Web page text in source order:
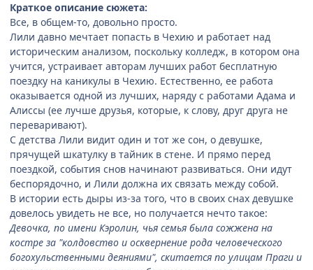
Краткое описание сюжета:
Все, в общем-то, довольно просто.
Лили давно мечтает попасть в Чехию и работает над
историческим анализом, поскольку колледж, в котором она
учится, устраивает авторам лучших работ бесплатную
поездку на каникулы в Чехию. Естественно, ее работа
оказывается одной из лучших, наряду с работами Адама и
Алиссы (ее лучше друзья, которые, к слову, друг друга не
переваривают).
С детства Лили видит один и тот же сон, о девушке,
прячущей шкатулку в тайник в стене. И прямо перед
поездкой, события снов начинают развиваться. Они идут
беспорядочно, и Лили должна их связать между собой.
В истории есть дыры из-за того, что в своих снах девушке
довелось увидеть не все, но получается нечто такое:
Девочка, по имени Кэролин, чья семья была сожжена на
костре за "колдовство и осквернение рода человеческого
богохульственными деяниями", скитается по улицам Праги и